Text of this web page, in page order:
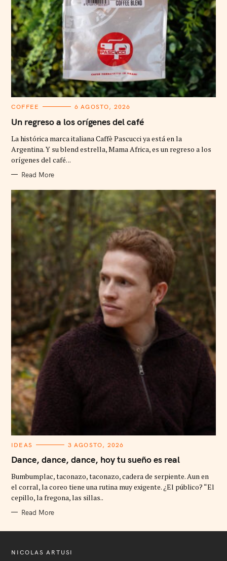
C
T
E
O
R
I
E
COFFEE 6 AGOSTO, 2026
Un regreso a los orígenes del café
La histórica marca italiana Caffè Pascucci ya está en la
Argentina. Y su blend estrella, Mama Africa, es un regreso a los
orígenes del café. ..
Read More
C
T
E
O
R
I
E
IDEAS 3 AGOSTO, 2026
Dance, dance, dance, hoy tu sueño es real
Bumbumplac, taconazo, taconazo, cadera de serpiente. Aun en
el corral, la coreo tiene una rutina muy exigente. ¿El público? “El
cepillo, la fregona, las sillas..
Read More
NICOLAS ARTUSI